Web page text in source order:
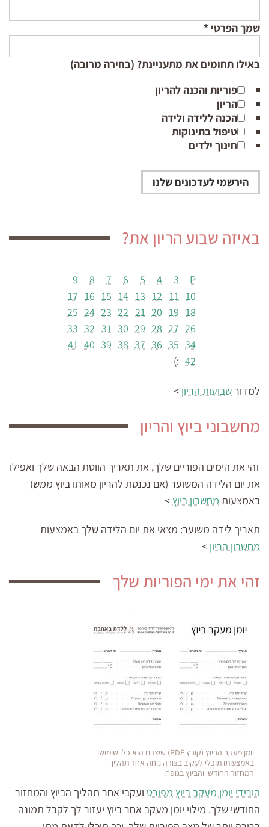
שמך הפרטי *
באילו תחומים את מתעניינת? (בחירה מרובה)
פוריות והכנה להריון
הריון
הכנה ללידה ולידה
טיפול בתינוקות
חינוך ילדים
באיזה שבוע הריון את?
P
3
4
5
6
7
8
9
10
11
12
13
14
15
16
17
18
19
20
21
22
23
24
25
26
27
28
29
30
31
32
33
34
35
36
37
38
39
40
41
42
:)
למדורשבועות הריון >
מחשבוני ביוץ והריון
זהי את הימים הפוריים שלך, את תאריך הווסת הבאה שלך ואפילו
את יום הלידה המשוער (אם נכנסת להריון מאותו ביוץ ממש)
באמצעות מחשבון ביוץ >
תאריך לידה משוער: מצאי את יום הלידה שלך באמצעות
מחשבון הריון >
זהי את ימי הפוריות שלך
יומן מעקב הביוץ (קובץ PDF) שיצרנו הוא כלי שימושי
באמצעותו תוכלי לעקוב בצורה נוחה אחר תהליך
המחזור החודשי והביוץ בגופך.
הורידי יומן מעקב ביוץ מפורט ועקבי אחר תהליך הביוץ והמחזור
החודשי שלך. מילוי יומן מעקב אחר ביוץ יעזור לך לקבל תמונה